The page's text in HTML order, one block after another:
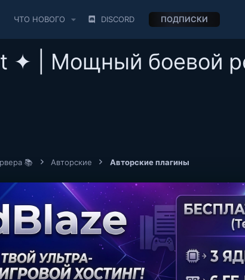
ЧТО НОВОГО DISCORD ПОДПИСКИ
✦ | Мощный боевой
📚 Авторские Авторские плагины